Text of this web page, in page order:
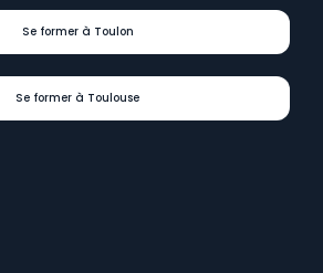
Se former à Toulon
Se former à Toulouse